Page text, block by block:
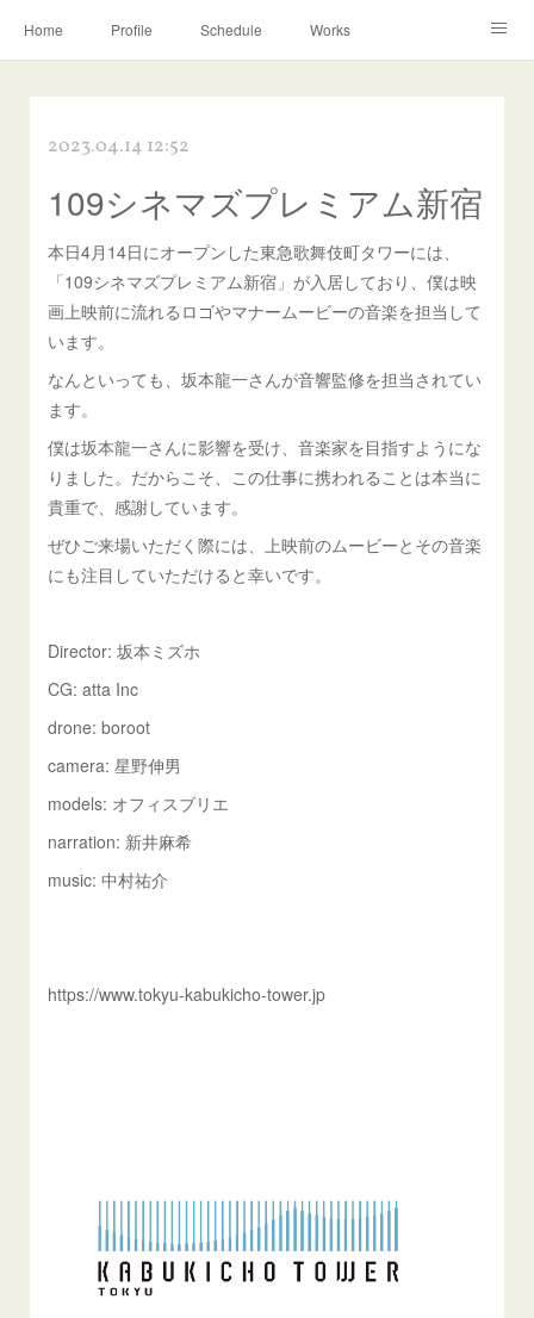
Home Profile Schedule Works
2023.04.14 12:52
109シネマズプレミアム新宿
本日4月14日にオープンした東急歌舞伎町タワーには、
「109シネマズプレミアム新宿」が入居しており、僕は映
画上映前に流れるロゴやマナームービーの音楽を担当して
います。
なんといっても、坂本龍一さんが音響監修を担当されてい
ます。
僕は坂本龍一さんに影響を受け、音楽家を目指すようにな
りました。だからこそ、この仕事に携われることは本当に
貴重で、感謝しています。
ぜひご来場いただく際には、上映前のムービーとその音楽
にも注目していただけると幸いです。
Director: 坂本ミズホ
CG: atta Inc
drone: boroot
camera: 星野伸男
models: オフィスブリエ
narration: 新井麻希
music: 中村祐介
https://www.tokyu-kabukicho-tower.jp